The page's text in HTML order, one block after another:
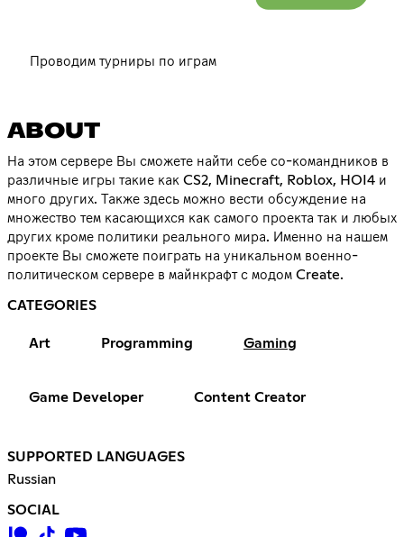
Проводим турниры по играм
ABOUT
На этом сервере Вы сможете найти себе со-командников в
различные игры такие как CS2, Minecraft, Roblox, HOI4 и
много других. Также здесь можно вести обсуждение на
множество тем касающихся как самого проекта так и любых
других кроме политики реального мира. Именно на нашем
проекте Вы сможете поиграть на уникальном военно-
политическом сервере в майнкрафт с модом Create.
CATEGORIES
Art Programming Gaming
Game Developer Content Creator
SUPPORTED LANGUAGES
Russian
SOCIAL